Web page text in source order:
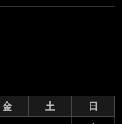
金 土
日